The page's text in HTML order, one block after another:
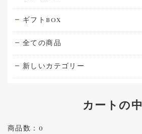
ギフトBOX
全ての商品
新しいカテゴリー
カートの中
商品数：0